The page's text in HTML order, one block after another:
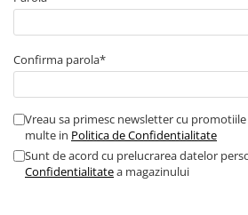
Confirma parola*
Vreau sa primesc newsletter cu
multe in Politica de Confidentialitate
Sunt de acord cu prelucrarea datelor
Confidentialitatea magazinului